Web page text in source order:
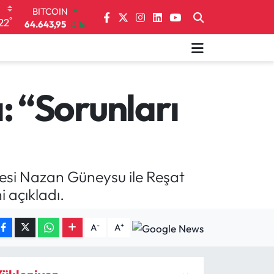
°
DOLAR
47,6006 0.06
6500.87 0.12
BİST100
“Sorunları
Nazan Güneysu ile Reşat
A- A+